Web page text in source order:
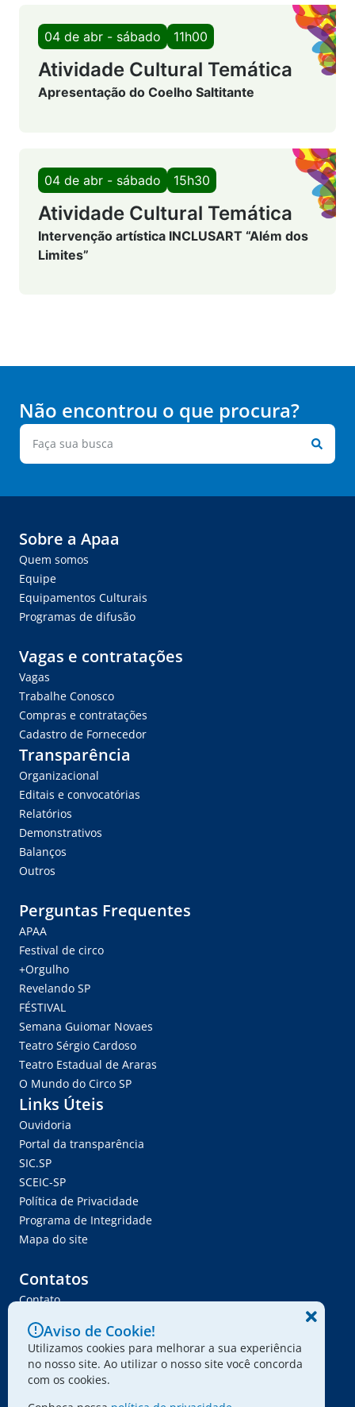
04 de abr - sábado 11h00
Atividade Cultural Temática
Apresentação do Coelho Saltitante
04 de abr - sábado 15h30
Atividade Cultural Temática
Intervenção artística INCLUSART “Além dos
Limites”
Não encontrou o que procura?
Sobre a Apaa
Quem somos
Equipe
Equipamentos Culturais
Programas de difusão
Vagas e contratações
Vagas
Trabalhe Conosco
Compras e contratações
Cadastro de Fornecedor
Transparência
Organizacional
Editais e convocatórias
Relatórios
Demonstrativos
Balanços
Outros
Perguntas Frequentes
APAA
Festival de circo
+Orgulho
Revelando SP
FÉSTIVAL
Semana Guiomar Novaes
Teatro Sérgio Cardoso
Teatro Estadual de Araras
O Mundo do Circo SP
Links Úteis
Ouvidoria
Portal da transparência
SIC.SP
SCEIC-SP
Política de Privacidade
Programa de Integridade
Mapa do site
Contatos
Contato
Trabalhe Conosco
Ser Fornecedor
Envie seu projeto
Aviso de Cookie!
Utilizamos cookies para melhorar a sua experiência
no nosso site. Ao utilizar o nosso site você concorda
com os cookies.